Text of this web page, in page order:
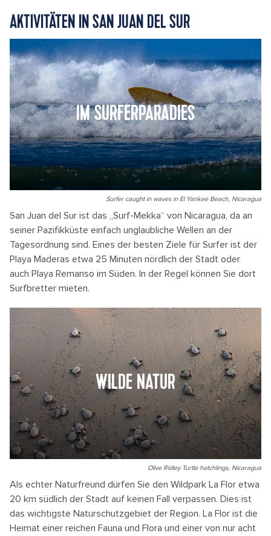
AKTIVITÄTEN IN SAN JUAN DEL SUR
IM SURFERPARADIES
Surfer caught in waves in El Yankee Beach, Nicaragua
San Juan del Sur ist das „Surf-Mekka“ von Nicaragua, da an
seiner Pazifikküste einfach unglaubliche Wellen an der
Tagesordnung sind. Eines der besten Ziele für Surfer ist der
Playa Maderas etwa 25 Minuten nördlich der Stadt oder
auch Playa Remanso im Süden. In der Regel können Sie dort
Surfbretter mieten.
WILDE NATUR
Olive Ridley Turtle hatchlings, Nicaragua
Als echter Naturfreund dürfen Sie den Wildpark La Flor etwa
20 km südlich der Stadt auf keinen Fall verpassen. Dies ist
das wichtigste Naturschutzgebiet der Region. La Flor ist die
Heimat einer reichen Fauna und Flora und einer von nur acht